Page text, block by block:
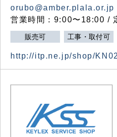
orubo@amber.plala.or.jp
営業時間：9:00〜18:00 /
販売可 工事・取付可
http://itp.ne.jp/shop/